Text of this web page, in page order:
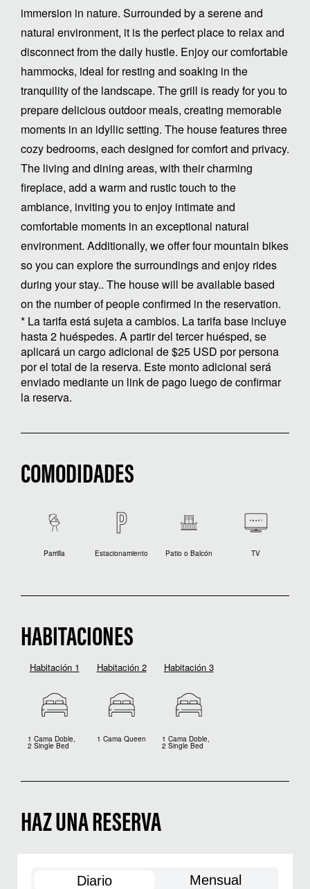
immersion in nature. Surrounded by a serene and
natural environment, it is the perfect place to relax and
disconnect from the daily hustle. Enjoy our comfortable
hammocks, ideal for resting and soaking in the
tranquility of the landscape. The grill is ready for you to
prepare delicious outdoor meals, creating memorable
moments in an idyllic setting. The house features three
cozy bedrooms, each designed for comfort and privacy.
The living and dining areas, with their charming
fireplace, add a warm and rustic touch to the
ambiance, inviting you to enjoy intimate and
comfortable moments in an exceptional natural
environment. Additionally, we offer four mountain bikes
so you can explore the surroundings and enjoy rides
during your stay.. The house will be available based
on the number of people confirmed in the reservation.
* La tarifa está sujeta a cambios. La tarifa base incluye
hasta 2 huéspedes. A partir del tercer huésped, se
aplicará un cargo adicional de $25 USD por persona
por el total de la reserva. Este monto adicional será
enviado mediante un link de pago luego de confirmar
la reserva.
COMODIDADES
Parrilla Estacionamiento Patio o Balcón TV
HABITACIONES
Habitación 1
1 Cama Doble,
2 Single Bed
Habitación 2
1 Cama Queen
Habitación 3
1 Cama Doble,
2 Single Bed
HAZ UNA RESERVA
Diario Mensual